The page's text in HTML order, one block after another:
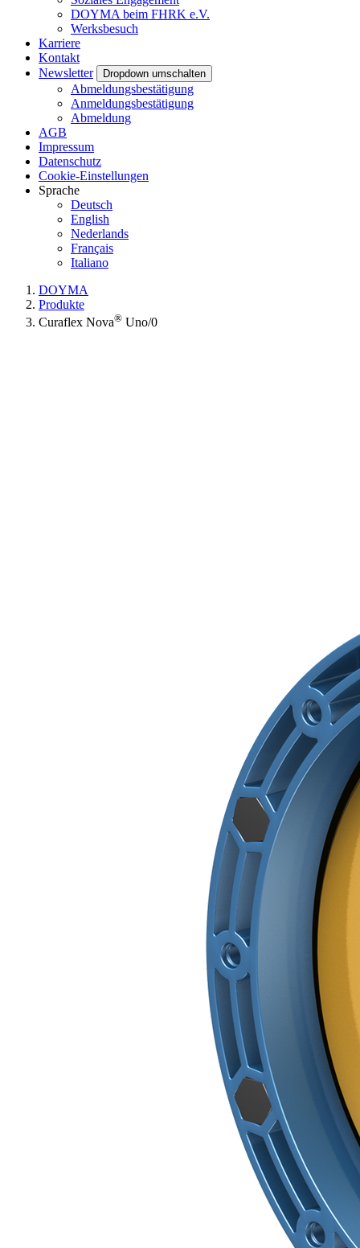
DOYMA beim FHRK e.V.
Werksbesuch
Karriere
Kontakt
Newsletter
Dropdown umschalten
Abmeldungsbestätigung
Anmeldungsbestätigung
Abmeldung
AGB
Impressum
Datenschutz
Cookie-Einstellungen
Sprache
Deutsch
English
Nederlands
Français
Italiano
DOYMA
Produkte
Curaflex Nova® Uno/0